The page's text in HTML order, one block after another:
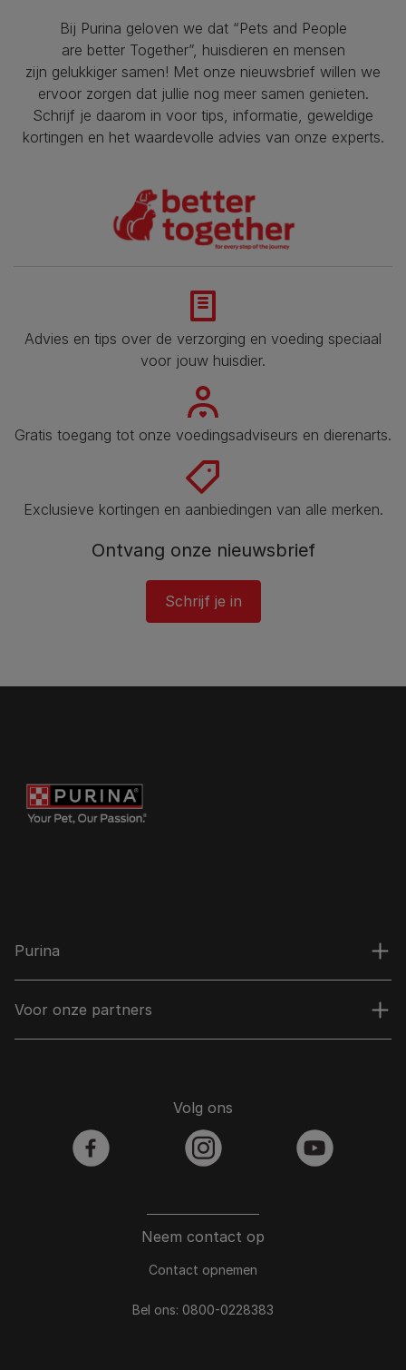
Bij Purina geloven we dat “Pets and People
are better Together”, huisdieren en mensen
zijn gelukkiger samen! Met onze nieuwsbrief willen we
ervoor zorgen dat jullie nog meer samen genieten.
Schrijf je daarom in voor tips, informatie, geweldige
kortingen en het waardevolle advies van onze experts.
Advies en tips over de verzorging en voeding speciaal
voor jouw huisdier.
Gratis toegang tot onze voedingsadviseurs en dierenarts.
Exclusieve kortingen en aanbiedingen van alle merken.
Ontvang onze nieuwsbrief
Schrijf je in
Purina
Voor onze partners
Neem contact op
Contact opnemen
Bel ons: 0800-0228383
Volg ons
facebook instagram youtube